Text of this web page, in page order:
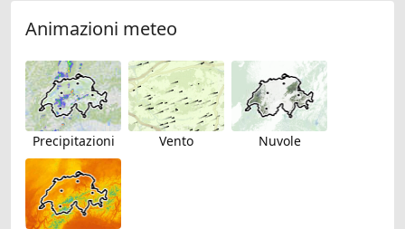
Animazioni meteo
Precipitazioni Vento Nuvole